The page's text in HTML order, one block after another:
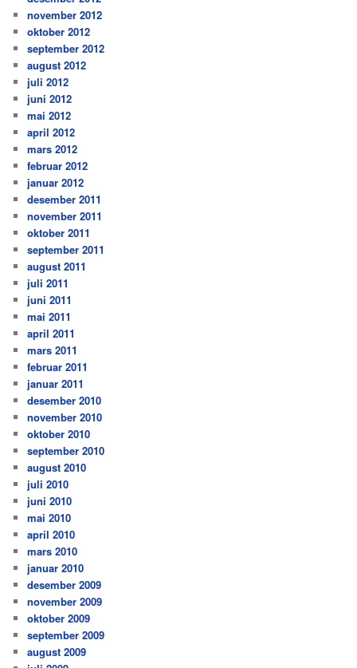
november 2012
oktober 2012
september 2012
august 2012
juli 2012
juni 2012
mai 2012
april 2012
mars 2012
februar 2012
januar 2012
desember 2011
november 2011
oktober 2011
september 2011
august 2011
juli 2011
juni 2011
mai 2011
april 2011
mars 2011
februar 2011
januar 2011
desember 2010
november 2010
oktober 2010
september 2010
august 2010
juli 2010
juni 2010
mai 2010
april 2010
mars 2010
januar 2010
desember 2009
november 2009
oktober 2009
september 2009
august 2009